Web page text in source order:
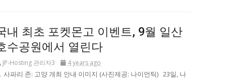
내 최초 포켓몬고 이벤트, 9월 일산
수공원에서 열린다
JP-Hosting 관리자3 4 years ago
파리 존: 고양 개최 안내 이미지 (사진제공: 나이언틱) 23일, 나